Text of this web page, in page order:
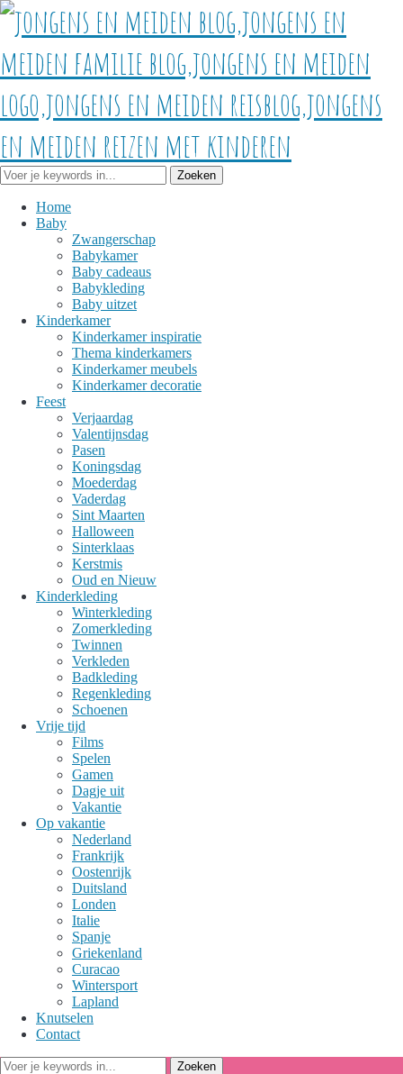
Home
Baby
Zwangerschap
Babykamer
Baby cadeaus
Babykleding
Baby uitzet
Kinderkamer
Kinderkamer inspiratie
Thema kinderkamers
Kinderkamer meubels
Kinderkamer decoratie
Feest
Verjaardag
Valentijnsdag
Pasen
Koningsdag
Moederdag
Vaderdag
Sint Maarten
Halloween
Sinterklaas
Kerstmis
Oud en Nieuw
Kinderkleding
Winterkleding
Zomerkleding
Twinnen
Verkleden
Badkleding
Regenkleding
Schoenen
Vrije tijd
Films
Spelen
Gamen
Dagje uit
Vakantie
Op vakantie
Nederland
Frankrijk
Oostenrijk
Duitsland
Londen
Italie
Spanje
Griekenland
Curacao
Wintersport
Lapland
Knutselen
Contact